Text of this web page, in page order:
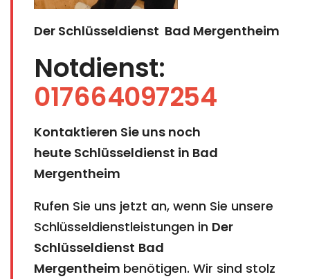
Der Schlüsseldienst Bad Mergentheim
Notdienst:
017664097254
Kontaktieren Sie uns noch
heute Schlüsseldienst in Bad
Mergentheim
Rufen Sie uns jetzt an, wenn Sie unsere
Schlüsseldienstleistungen in Der
Schlüsseldienst Bad
Mergentheim benötigen. Wir sind stolz